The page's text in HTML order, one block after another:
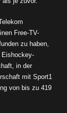
Free-TV-
zu haben,
Eishockey-
in der
mit Sport1
von bis zu 419